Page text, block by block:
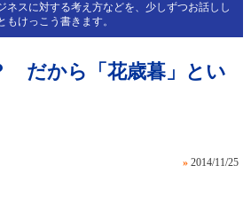
スに対する考え方などを、少しずつお話しし
けっこう書きます。
だから「花歳暮」とい
» 2014/11/25